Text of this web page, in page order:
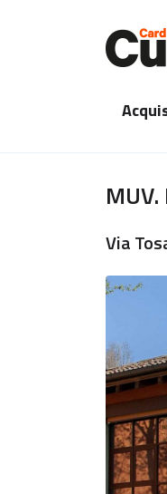
Via